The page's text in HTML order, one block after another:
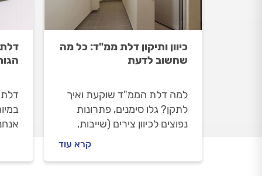
כיוון ותיקון דלת ממ"ד: כל מה
שחשוב לדעת
למה דלת הממ"ד שוקעת ואיך
לתקן? גלו סימנים, פתרונות
נפוצים לכיוון צירים (שייבות,
קרא עוד